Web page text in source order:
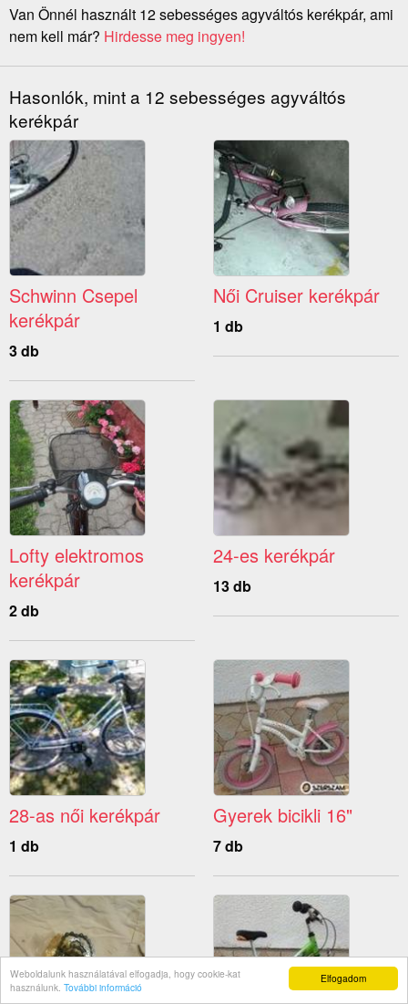
Elfogadom
Weboldalunk használatával elfogadja, hogy cookie-kat
használunk. További információ
Van Önnél használt 12 sebességes agyváltós kerékpár, ami
nem kell már? Hirdesse meg ingyen!
Hasonlók, mint a 12 sebességes agyváltós
kerékpár
Schwinn Csepel
kerékpár
3 db
Női Cruiser kerékpár
1 db
Lofty elektromos
kerékpár
2 db
24-es kerékpár
13 db
28-as női kerékpár
1 db
Gyerek bicikli 16"
7 db